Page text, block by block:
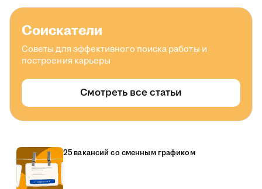
Соискатели
Советы для эффективного поиска работы и
построения карьеры
Смотреть все статьи
25 вакансий со сменным графиком